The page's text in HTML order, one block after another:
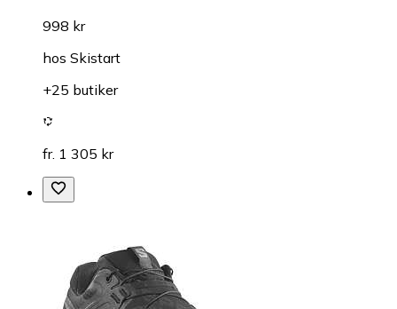
998 kr
hos Skistart
+25 butiker
fr. 1 305 kr